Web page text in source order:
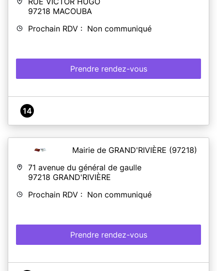
97218 MACOUBA
Prochain RDV : Non communiqué
Prendre rendez-vous
14
Mairie de GRAND'RIVIÈRE (97218)
71 avenue du général de gaulle
97218 GRAND'RIVIÈRE
Prochain RDV : Non communiqué
Prendre rendez-vous